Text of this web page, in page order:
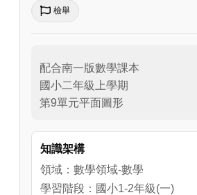
檢舉
配合南一版數學課本
國小二年級上學期
第9單元平面圖形
知識架構
領域：數學領域-數學
學習階段：國小1-2年級(一)